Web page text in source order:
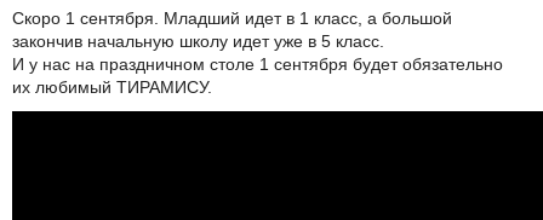
Скоро 1 сентября. Младший идет в 1 класс, а большой
закончив начальную школу идет уже в 5 класс.
И у нас на праздничном столе 1 сентября будет обязательно
их любимый ТИРАМИСУ.